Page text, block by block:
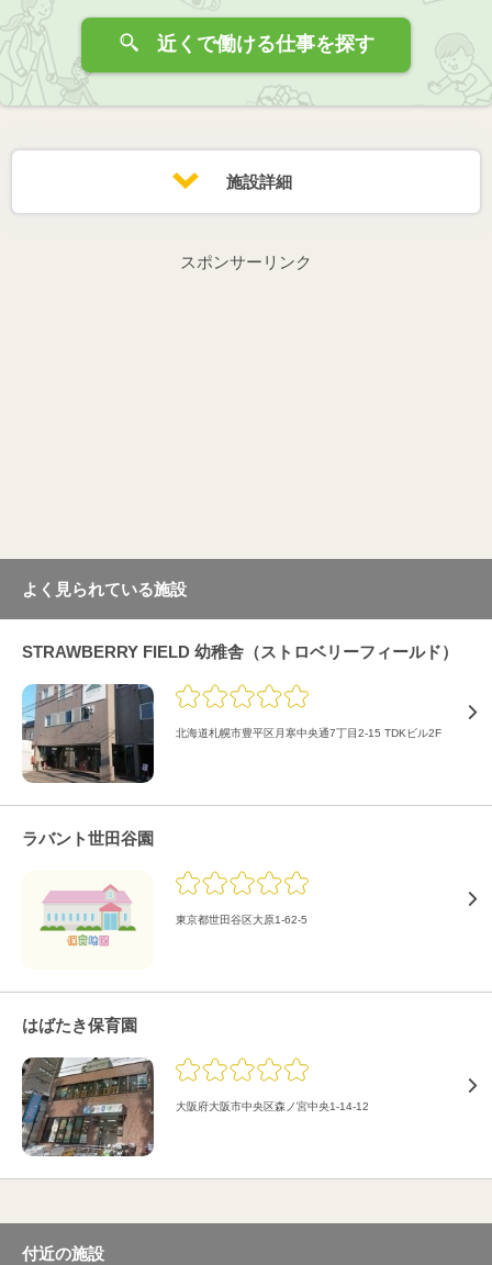
近くで働ける仕事を探す
施設詳細
スポンサーリンク
よく見られている施設
STRAWBERRY FIELD 幼稚舎（ストロベリーフィールド）
北海道札幌市豊平区月寒中央通7丁目2-15 TDKビル2F
ラバント世田谷園
東京都世田谷区大原1-62-5
はばたき保育園
大阪府大阪市中央区森ノ宮中央1-14-12
付近の施設